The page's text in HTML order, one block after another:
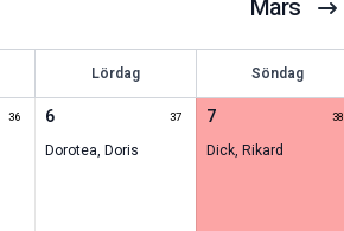
Mars
Lördag Söndag
36 6 37
Dorotea, Doris
7 38
Dick,Rikard